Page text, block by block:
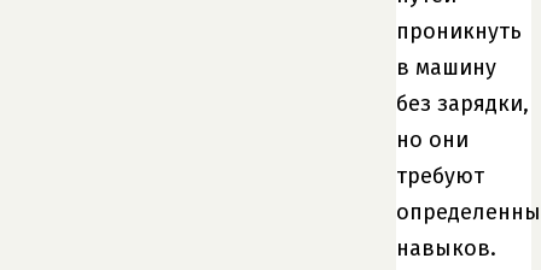
проникнуть
в машину
без зарядки,
но они
требуют
навыков.